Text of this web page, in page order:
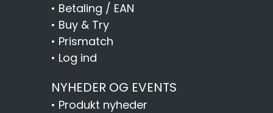
• Betaling / EAN
• Buy & Try
• Prismatch
• Log ind
NYHEDER OG EVENTS
• Produkt nyheder